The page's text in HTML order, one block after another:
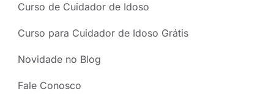
Curso de Cuidador de Idoso
Curso para Cuidador de Idoso Grátis
Novidade no Blog
Fale Conosco